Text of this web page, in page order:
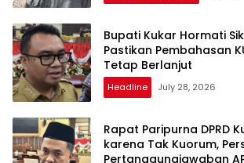
Bupati Kukar Hormati
Pastikan Pembahasan
Tetap Berlanjut
Headline July 28, 2026
Rapat Paripurna DPRD
karena Tak Kuorum,
Pertanggungjawaban